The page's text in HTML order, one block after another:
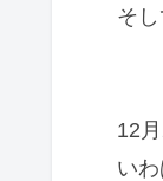
そし
12
い